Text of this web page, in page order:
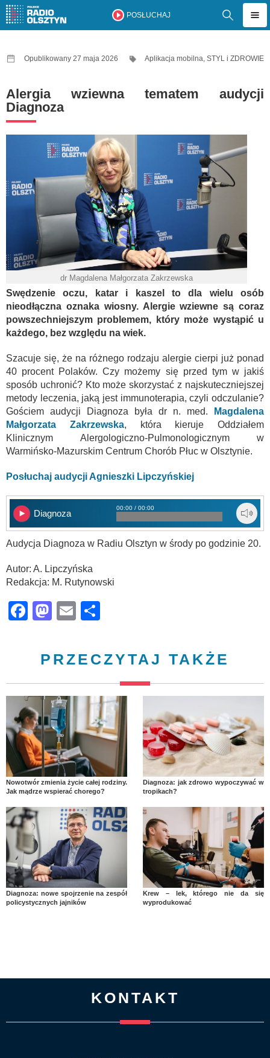
POSŁUCHAJ
Opublikowany 27 maja 2026 Aplikacja mobilna, STYL i ZDROWIE
Alergia wziewna tematem audycji
Diagnoza
dr Magdalena Małgorzata Zakrzewska
Swędzenie oczu, katar i kaszel to dla wielu osób
nieodłączna oznaka wiosny. Alergie wziewne są coraz
powszechniejszym problemem, który może wystąpić u
każdego, bez względu na wiek.
Szacuje się, że na różnego rodzaju alergie cierpi już ponad
40 procent Polaków. Czy możemy się przed tym w jakiś
sposób uchronić? Kto może skorzystać z najskuteczniejszej
metody leczenia, jaką jest immunoterapia, czyli odczulanie?
Gościem audycji Diagnoza była dr n. med.
Magdalena
Małgorzata Zakrzewska, która kieruje Oddziałem
Klinicznym Alergologiczno-Pulmonologicznym w
Warmińsko-Mazurskim Centrum Chorób Płuc w Olsztynie.
Posłuchaj audycji Agnieszki Lipczyńskiej
Diagnoza
00:00 / 00:00
Audycja Diagnoza w Radiu Olsztyn w środy po godzinie 20.
Autor: A. Lipczyńska
Redakcja: M. Rutynowski
Facebook
Mastodon
Email
PRZECZYTAJ TAKŻE
Nowotwór zmienia życie całej rodziny.
Jak mądrze wspierać chorego?
Diagnoza: jak zdrowo wypoczywać w
tropikach?
Diagnoza: nowe spojrzenie na zespół
policystycznych jajników
Krew – lek, którego nie da się
wyprodukować
KONTAKT